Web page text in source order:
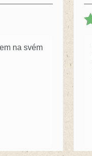
na svém